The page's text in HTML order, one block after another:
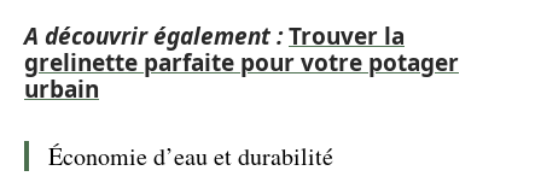
A découvrir également :Trouver la
grelinette parfaite pour votre potager
urbain
Économie d’eau et durabilité